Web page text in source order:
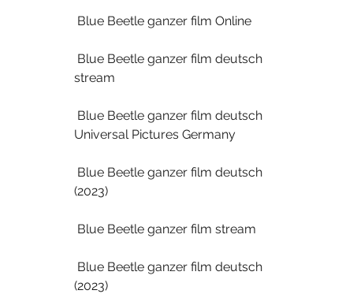
Blue Beetle ganzer film Online
stream
Universal Pictures Germany
(2023)
Blue Beetle ganzer film stream
(2023)